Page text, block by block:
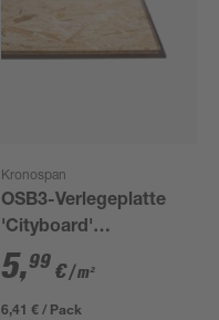
Kronospan
OSB3-Verlegeplatte
'Cityboard'
ungeschliffen 1690 x
634 x 12 mm
5,99 €/ m²
6,41 € / Pack